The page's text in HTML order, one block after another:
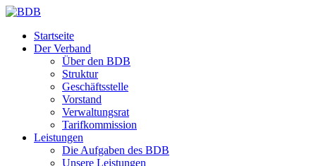
Startseite
Der Verband
Über den BDB
Struktur
Geschäftsstelle
Vorstand
Verwaltungsrat
Tarifkommission
Leistungen
Die Aufgaben des BDB
Unsere Leistungen